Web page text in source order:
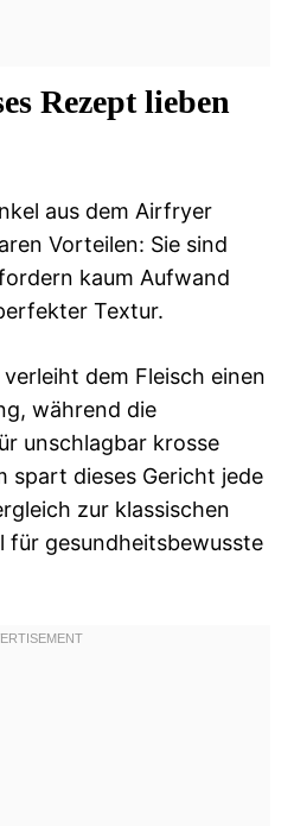
Rezept lieben
aus dem Airfryer
Vorteilen: Sie sind
kaum Aufwand
Textur.
dem Fleisch einen
während die
unschlagbar krosse
spart dieses Gericht jede
zur klassischen
für gesundheitsbewusste